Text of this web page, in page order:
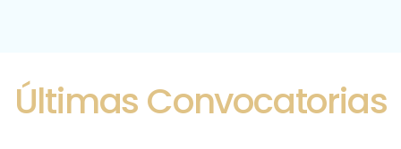
Últimas Convocatorias